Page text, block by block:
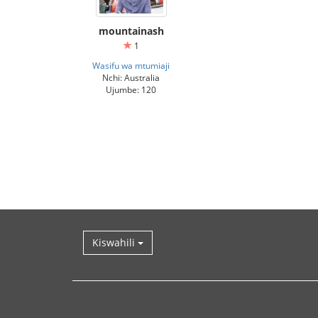
mountainash
1
Wasifu wa mtumiaji
Nchi: Australia
Ujumbe: 120
Kiswahili